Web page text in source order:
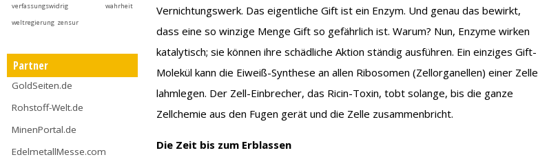
verfassungswidrig
wahrheit
weltregierung zensur
Partner
GoldSeiten.de
Rohstoff-Welt.de
MinenPortal.de
EdelmetallMesse.com
Vernichtungswerk. Das eigentliche Gift ist ein Enzym. Und genau das bewirkt,
dass eine so winzige Menge Gift so gefährlich ist. Warum? Nun, Enzyme wirken
katalytisch; sie können ihre schädliche Aktion ständig ausführen. Ein einziges Gift-
Molekül kann die Eiweiß-Synthese an allen Ribosomen (Zellorganellen) einer Zelle
lahmlegen. Der Zell-Einbrecher, das Ricin-Toxin, tobt solange, bis die ganze
Zellchemie aus den Fugen gerät und die Zelle zusammenbricht.
Die Zeit bis zum Erblassen